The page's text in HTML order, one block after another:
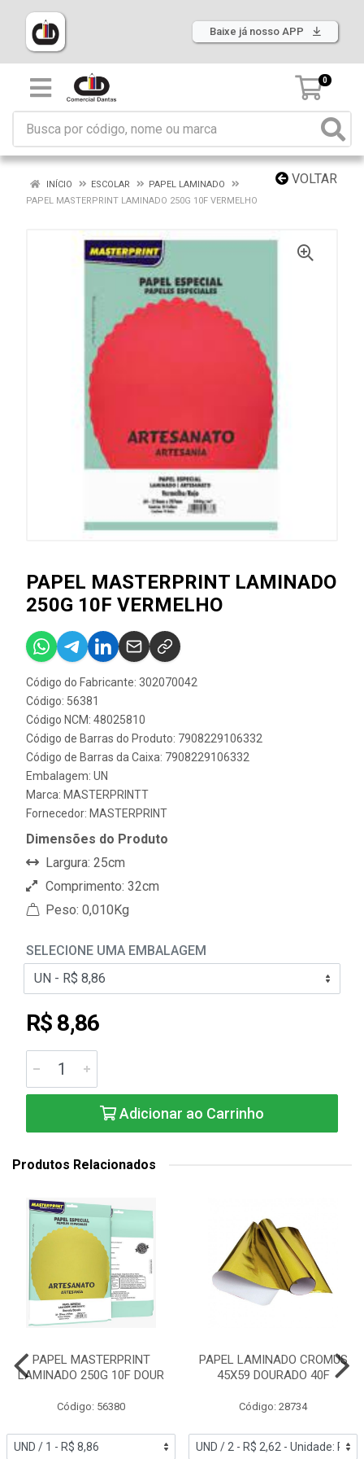
Baixe já nosso APP
0
VOLTAR
INÍCIO ESCOLAR
PAPEL LAMINADO
PAPEL MASTERPRINT LAMINADO 250G 10F VERMELHO
PAPEL MASTERPRINT LAMINADO
250G 10F VERMELHO
Código do Fabricante: 302070042
Código: 56381
Código NCM: 48025810
Código de Barras do Produto: 7908229106332
Código de Barras da Caixa: 7908229106332
Embalagem: UN
Marca: MASTERPRINTT
Fornecedor: MASTERPRINT
Dimensões do Produto
Largura: 25cm
Comprimento: 32cm
Peso: 0,010Kg
SELECIONE UMA EMBALAGEM
R$ 8,86
Adicionar ao Carrinho
Produtos Relacionados
PAPEL MASTERPRINT
LAMINADO 250G 10F DOUR
Código: 56380
PAPEL LAMINADO CROMUS
45X59 DOURADO 40F
Código: 28734